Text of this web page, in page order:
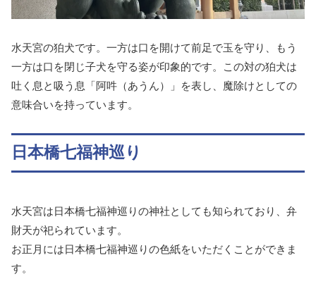
水天宮の狛犬です。一方は口を開けて前足で玉を守り、もう
一方は口を閉じ子犬を守る姿が印象的です。この対の狛犬は
吐く息と吸う息「阿吽（あうん）」を表し、魔除けとしての
意味合いを持っています。
日本橋七福神巡り
水天宮は日本橋七福神巡りの神社としても知られており、弁
財天が祀られています。
お正月には日本橋七福神巡りの色紙をいただくことができま
す。